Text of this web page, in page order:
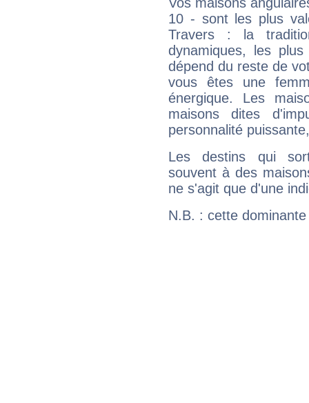
Vos maisons
10 - sont les plus
Travers : la
dynamiques, les
dépend du reste de
vous êtes une
énergique. Les
maisons dites
personnalité
Les destins qui
souvent à des
ne s'agit que d'une
N.B. : cette